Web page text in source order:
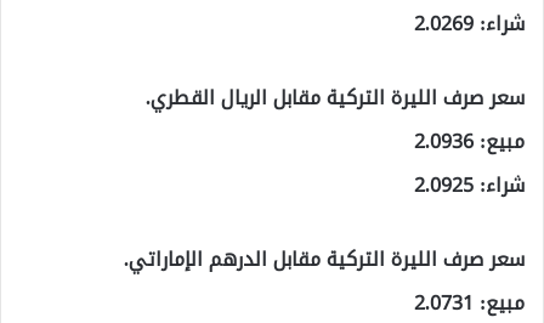
شراء: 2.0269
سعر صرف الليرة التركية مقابل الريال القطري.
مبيع: 2.0936
شراء: 2.0925
سعر صرف الليرة التركية مقابل الدرهم الإماراتي.
مبيع: 2.0731